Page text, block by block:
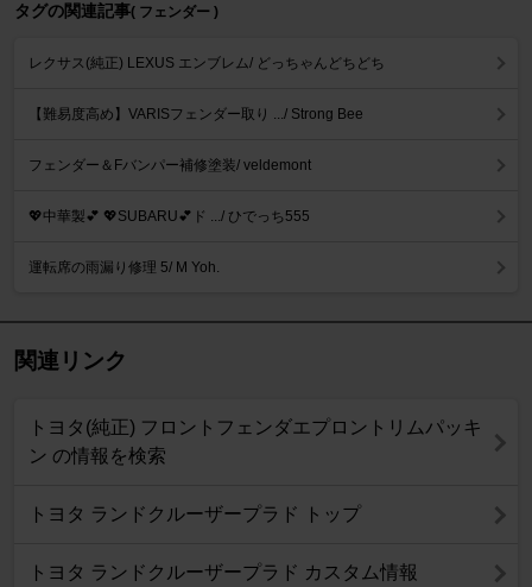
タグの関連記事( フェンダー )
レクサス(純正) LEXUS エンブレム/ どっちゃんどちどち
【難易度高め】VARISフェンダー取り .../ Strong Bee
フェンダー＆Fバンパー補修塗装/ veldemont
💖中華製💕 💖SUBARU💕ド .../ ひでっち555
運転席の雨漏り修理 5/ M Yoh.
関連リンク
トヨタ(純正) フロントフェンダエプロントリムパッキ
ン の情報を検索
トヨタ ランドクルーザープラド トップ
トヨタ ランドクルーザープラド カスタム情報